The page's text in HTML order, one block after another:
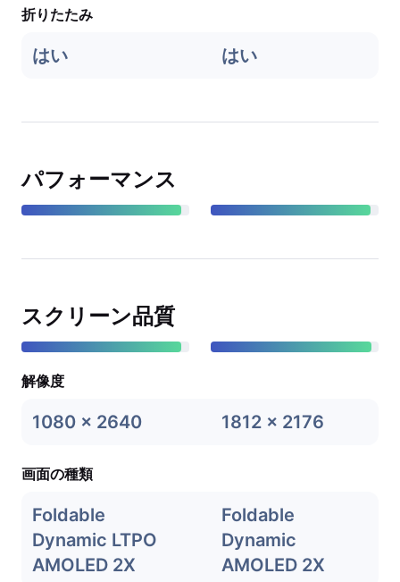
折りたたみ
はい はい
パフォーマンス
スクリーン品質
解像度
1080 x 2640 1812 x 2176
画面の種類
Foldable
Dynamic LTPO
AMOLED 2X
Foldable
Dynamic
AMOLED 2X